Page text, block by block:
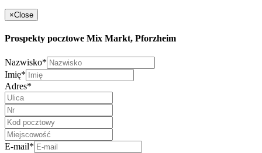
×Close
Prospekty pocztowe Mix Markt, Pforzheim
Nazwisko*
Imię*
Adres*
E-mail*